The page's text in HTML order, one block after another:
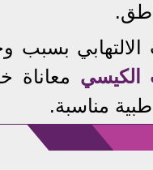
بسبب
معاناة
مناسبة.